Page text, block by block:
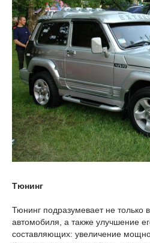
Тюнинг
Тюнинг подразумевает не только
автомобиля, а также улучшение
составляющих: увеличение